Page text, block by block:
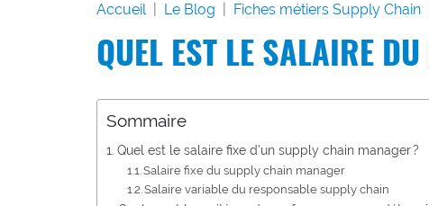
Accueil Le Blog Fiches métiers Supply Chain
QUEL EST LE SALAIRE
Sommaire
Quel est le salaire fixe d’un supply chain manager ?
Salaire fixe du supply chain manager
Salaire variable du responsable supply chain